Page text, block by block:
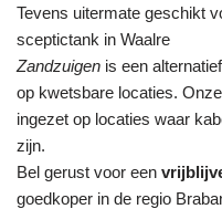
Tevens uitermate geschikt
sceptictank in Waalre
Zandzuigen is een
op kwetsbare locaties.
ingezet op locaties waar
zijn.
Bel gerust voor een
goedkoper in de regio